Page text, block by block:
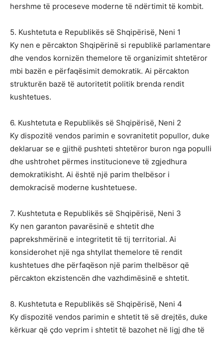
hershme të proceseve moderne të ndërtimit të kombit.
5. Kushtetuta e Republikës së Shqipërisë, Neni 1
Ky nen e përcakton Shqipërinë si republikë parlamentare
dhe vendos kornizën themelore të organizimit shtetëror
mbi bazën e përfaqësimit demokratik. Ai përcakton
strukturën bazë të autoritetit politik brenda rendit
kushtetues.
6. Kushtetuta e Republikës së Shqipërisë, Neni 2
Ky dispozitë vendos parimin e sovranitetit popullor, duke
deklaruar se e gjithë pushteti shtetëror buron nga populli
dhe ushtrohet përmes institucioneve të zgjedhura
demokratikisht. Ai është një parim thelbësor i
demokracisë moderne kushtetuese.
7. Kushtetuta e Republikës së Shqipërisë, Neni 3
Ky nen garanton pavarësinë e shtetit dhe
paprekshmërinë e integritetit të tij territorial. Ai
konsiderohet një nga shtyllat themelore të rendit
kushtetues dhe përfaqëson një parim thelbësor që
përcakton ekzistencën dhe vazhdimësinë e shtetit.
8. Kushtetuta e Republikës së Shqipërisë, Neni 4
Ky dispozitë vendos parimin e shtetit të së drejtës, duke
kërkuar që çdo veprim i shtetit të bazohet në ligj dhe të